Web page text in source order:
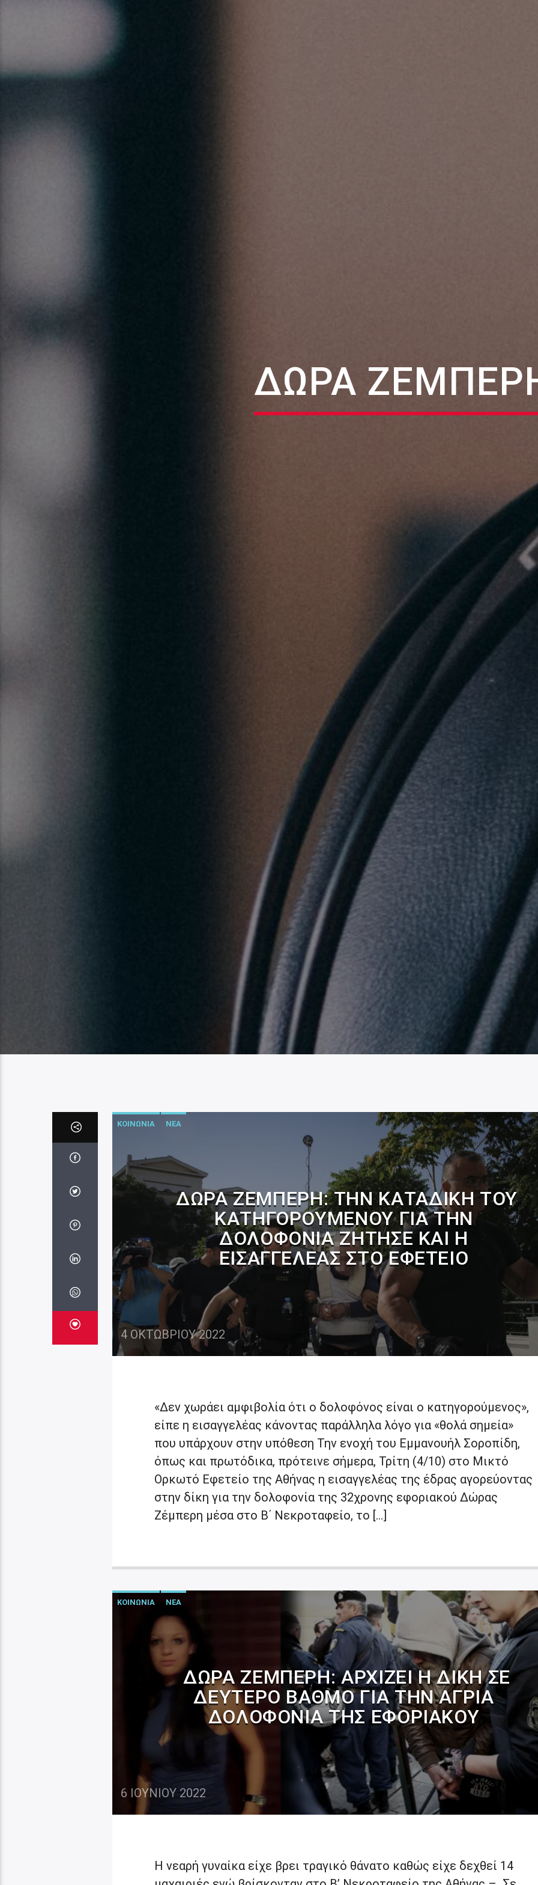
ΔΏΡΑ
ΚΟΙΝΩΝΙΑ ΝΕΑ
ΔΏΡΑ ΖΈΜΠΕΡΗ: ΤΗΝ ΚΑΤΑΔΊΚΗ ΤΟΥ
ΚΑΤΗΓΟΡΟΎΜΕΝΟΥ ΓΙΑ ΤΗΝ
ΔΟΛΟΦΟΝΊΑ ΖΉΤΗΣΕ ΚΑΙ Η
ΕΙΣΑΓΓΕΛΈΑΣ ΣΤΟ ΕΦΕΤΕΊΟ
4 ΟΚΤΩΒΡΊΟΥ 2022
«Δεν χωράει αμφιβολία ότι ο δολοφόνος είναι ο κατηγορούμενος»,
είπε η εισαγγελέας κάνοντας παράλληλα λόγο για «θολά σημεία»
που υπάρχουν στην υπόθεση Την ενοχή του Εμμανουήλ Σοροπίδη,
όπως και πρωτόδικα, πρότεινε σήμερα, Τρίτη (4/10) στο Μικτό
Ορκωτό Εφετείο της Αθήνας η εισαγγελέας της έδρας αγορεύοντας
στην δίκη για την δολοφονία της 32χρονης εφοριακού Δώρας
Ζέμπερη μέσα στο Β΄ Νεκροταφείο, το […]
ΚΟΙΝΩΝΙΑ ΝΕΑ
ΔΏΡΑ ΖΈΜΠΕΡΗ: ΑΡΧΊΖΕΙ Η ΔΊΚΗ ΣΕ
ΔΕΎΤΕΡΟ ΒΑΘΜΌ ΓΙΑ ΤΗΝ ΆΓΡΙΑ
ΔΟΛΟΦΟΝΊΑ ΤΗΣ ΕΦΟΡΙΑΚΟΎ
6 ΙΟΥΝΊΟΥ 2022
Η νεαρή γυναίκα είχε βρει τραγικό θάνατο καθώς είχε δεχθεί 14